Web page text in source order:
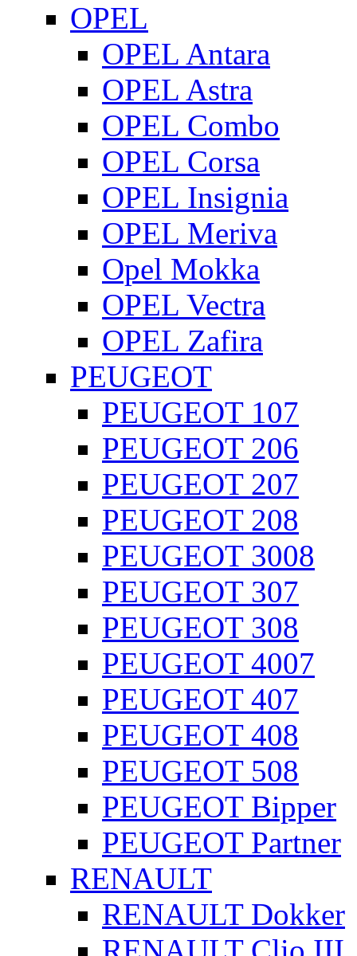
OPEL
OPEL Antara
OPEL Astra
OPEL Combo
OPEL Corsa
OPEL Insignia
OPEL Meriva
Opel Mokka
OPEL Vectra
OPEL Zafira
PEUGEOT
PEUGEOT 107
PEUGEOT 206
PEUGEOT 207
PEUGEOT 208
PEUGEOT 3008
PEUGEOT 307
PEUGEOT 308
PEUGEOT 4007
PEUGEOT 407
PEUGEOT 408
PEUGEOT 508
PEUGEOT Bipper
PEUGEOT Partner
RENAULT
RENAULT Dokker